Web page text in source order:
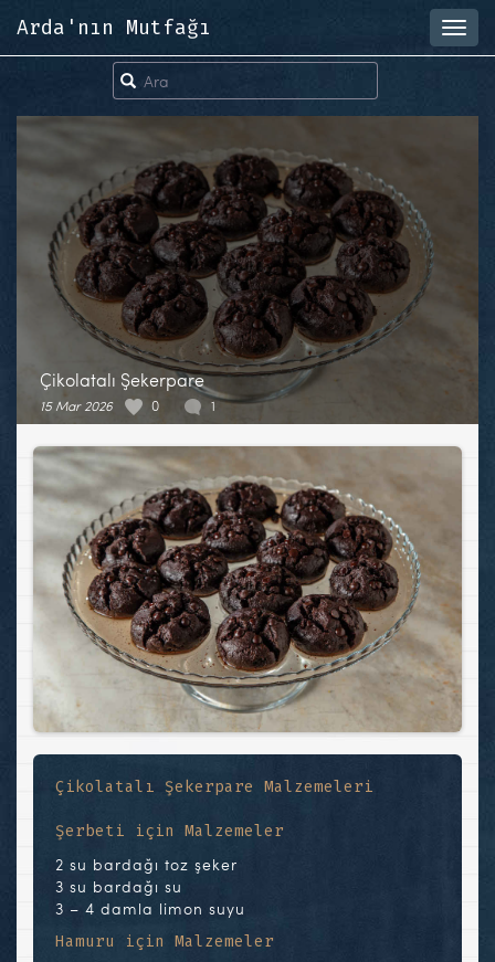
Arda'nın Mutfağı
Çikolatalı Şekerpare
15 Mar 2026 0 1
Çikolatalı Şekerpare Malzemeleri
Şerbeti için Malzemeler
2 su bardağı toz şeker
3 su bardağı su
3 – 4 damla limon suyu
Hamuru için Malzemeler